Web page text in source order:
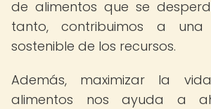
de alimentos que se
tanto, contribuimos a una
sostenible de los recursos.
Además, maximizar la
alimentos nos ayuda a